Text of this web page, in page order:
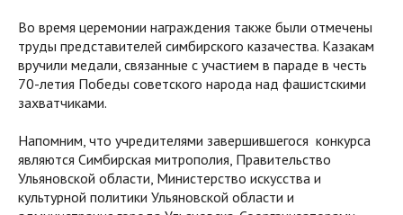
Во время церемонии награждения также были отмечены
труды представителей симбирского казачества. Казакам
вручили медали, связанные с участием в параде в честь
70-летия Победы советского народа над фашистскими
захватчиками.
Напомним, что учредителями завершившегося конкурса
являются Симбирская митрополия, Правительство
Ульяновской области, Министерство искусства и
культурной политики Ульяновской области и